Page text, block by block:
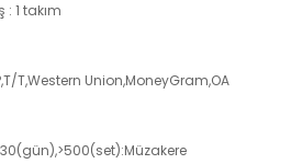
1 takım
T,Western Union,MoneyGram,OA